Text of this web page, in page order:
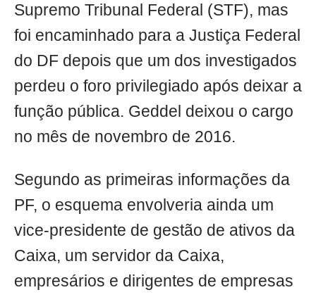
Supremo Tribunal Federal (STF), mas
foi encaminhado para a Justiça Federal
do DF depois que um dos investigados
perdeu o foro privilegiado após deixar a
função pública. Geddel deixou o cargo
no mês de novembro de 2016.
Segundo as primeiras informações da
PF, o esquema envolveria ainda um
vice-presidente de gestão de ativos da
Caixa, um servidor da Caixa,
empresários e dirigentes de empresas